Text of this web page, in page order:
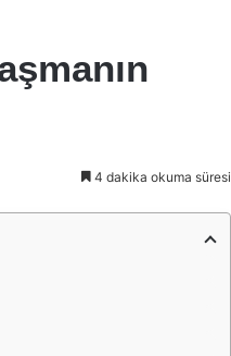
4 dakika okuma süresi